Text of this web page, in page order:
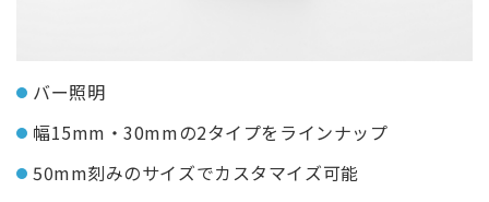
バー照明
幅15mm・30mmの2タイプをラインナップ
50mm刻みのサイズでカスタマイズ可能